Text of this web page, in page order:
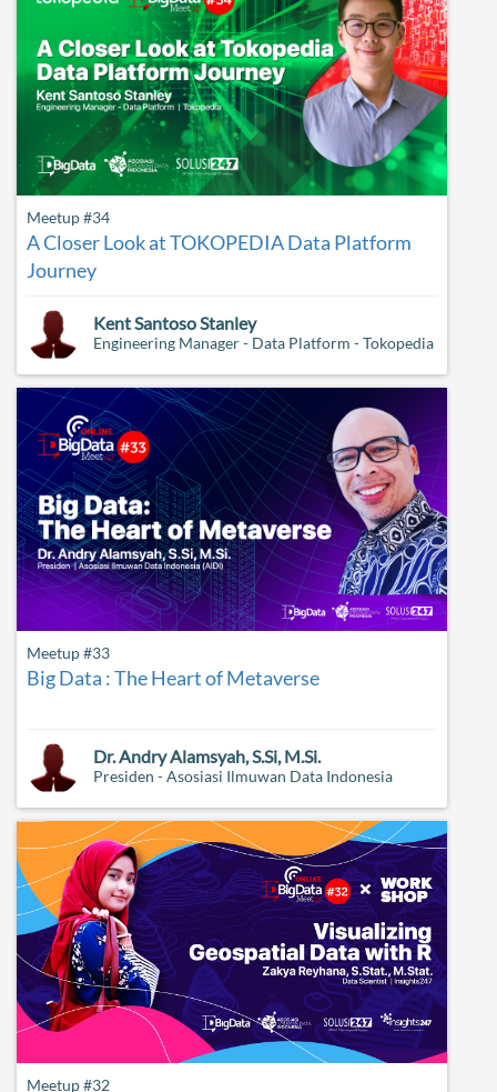
Meetup #34
A Closer Look at TOKOPEDIA Data Platform
Journey
Kent Santoso Stanley
Engineering Manager - Data Platform - Tokopedia
Meetup #33
Big Data : The Heart of Metaverse
Dr. Andry Alamsyah, S.Si, M.Si.
Presiden - Asosiasi Ilmuwan Data Indonesia
Meetup #32